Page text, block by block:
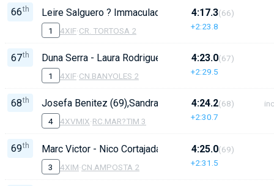
66th Leire Salguero ? Immaculada Estrada ? Martina
1 4XIF·CR. TORTOSA 2
4:17.3
+2:23.8
(66)
67th Duna Serra - Laura Rodriguez - Carla Sanchez - Nora
1 4XIF·CN.BANYOLES 2
4:23.0
+2:29.5
(67)
68th Josefa Benitez (69),Sandra Vallet (72), Martin
4 4XVMIX·RC.MAR?TIM 3
4:24.2
+2:30.7
(68)
69th Marc Victor - Nico Cortajada - Joan Tomas - Enia - Gil
3 4XIM·CN.AMPOSTA 2
4:25.0
+2:31.5
(69)